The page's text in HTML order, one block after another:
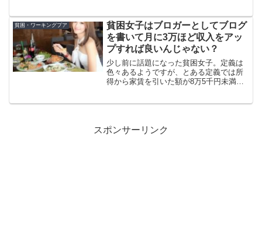
る人は約25％ということです。さすがに
このような...
貧困・ワーキングプア
貧困女子はブロガーとしてブログ
を書いて月に3万ほど収入をアッ
プすれば良いんじゃない？
少し前に話題になった貧困女子。定義は
色々あるようですが、とある定義では所
得から家賃を引いた額が8万5千円未満と
スポンサーリンク